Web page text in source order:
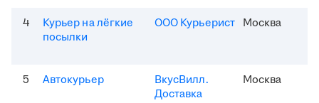
4
Курьер на лёгкие
посылки
ООО Курьерист Москва
5 Автокурьер
ВкусВилл.
Доставка
Москва